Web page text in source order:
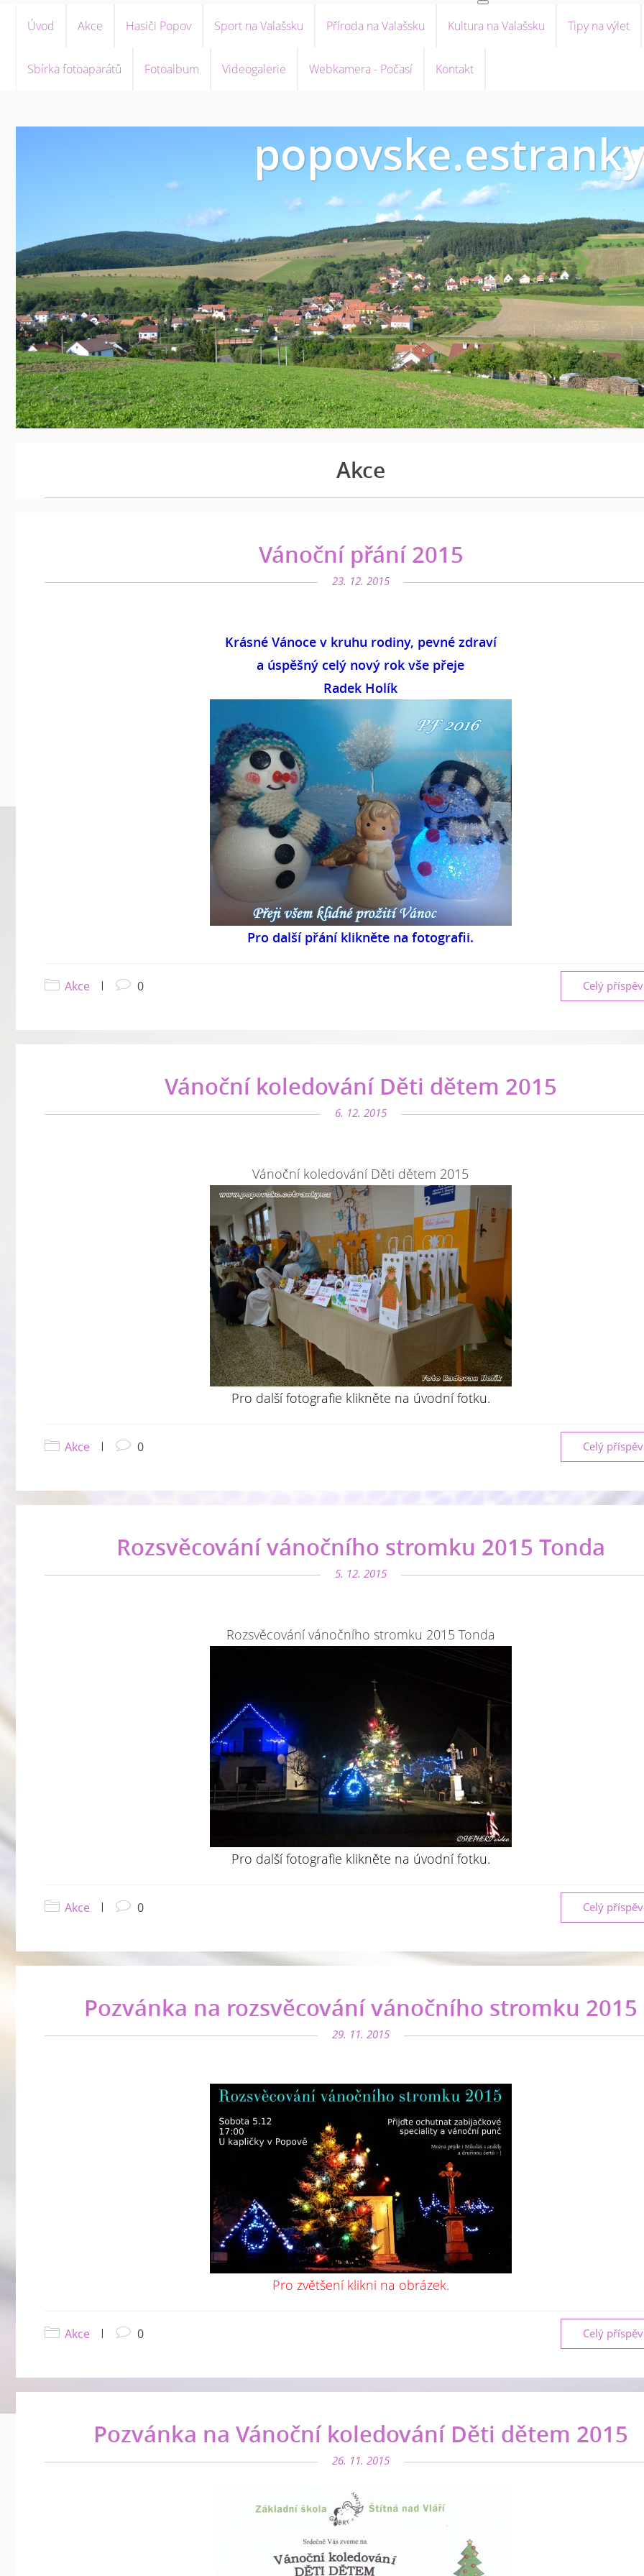
Úvod Akce Hasiči Popov Sport na Valašsku Příroda na Valašsku Kultura na Valašsku Tipy na výlet
Sbírka fotoaparátů Fotoalbum Videogalerie Webkamera - Počasí Kontakt
Akce
Vánoční přání 2015
23. 12. 2015
Krásné Vánoce v kruhu rodiny, pevné zdraví
a úspěšný celý nový rok vše přeje
Radek Holík
Pro další přání klikněte na fotografii.
Celý
Akce | 0
Vánoční koledování Děti dětem 2015
6. 12. 2015
Vánoční koledování Děti dětem 2015
Pro další fotografie klikněte na úvodní fotku.
Celý
Akce | 0
Rozsvěcování vánočního stromku 2015 Tonda
5. 12. 2015
Rozsvěcování vánočního stromku 2015 Tonda
Pro další fotografie klikněte na úvodní fotku.
Celý
Akce | 0
Pozvánka na rozsvěcování vánočního stromku 2015
29. 11. 2015
Pro zvětšení klikni na obrázek.
Celý
Akce | 0
Pozvánka na Vánoční koledování Děti dětem 2015
26. 11. 2015